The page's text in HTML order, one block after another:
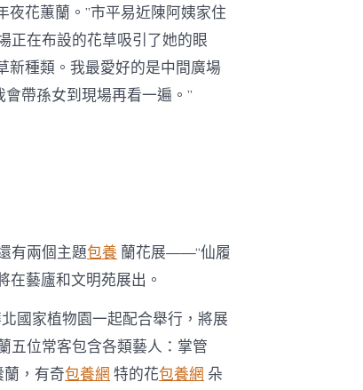
花蕙蘭。”市平易近陳阿姨家住
正在布設的花草吸引了她的眼
新種類。我最愛好的是中間廣場
帶孫女到現場再看一遍。”
有兩個主題包養 蘭花展——“仙履
在藝廬和文明苑展出。
國家植物園一起配合舉行，將展
五位常客包含各類藝人：掌管
，有奇包養網 特的花包養網 朵